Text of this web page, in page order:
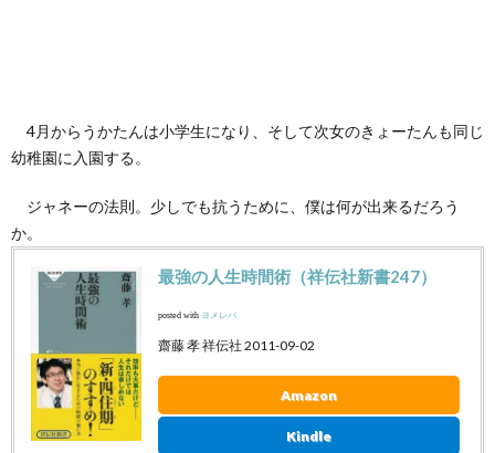
4月からうかたんは小学生になり、そして次女のきょーたんも同じ
幼稚園に入園する。
ジャネーの法則。少しでも抗うために、僕は何が出来るだろう
か。
最強の人生時間術（祥伝社新書247）
posted with ヨメレバ
齋藤 孝 祥伝社 2011-09-02
Amazon
Kindle